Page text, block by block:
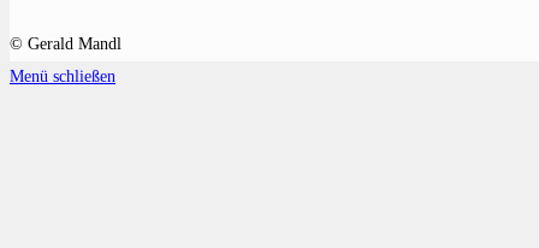
© Gerald Mandl
Menü schließen